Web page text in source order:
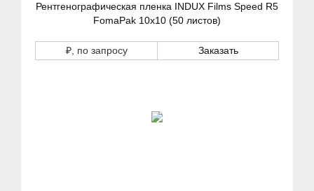
Рентгенографическая пленка INDUX Films Speed R5
FomaPak 10х10 (50 листов)
₽, по запросу Заказать